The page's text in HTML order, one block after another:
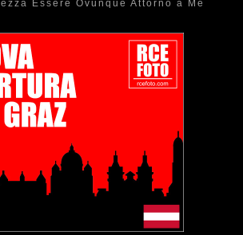
Essere Ovunque Attorno a Me